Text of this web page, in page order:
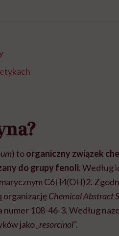
) toorganiczny związek
do grupy fenoli. Według
C6H4(OH)2.
organizacjęChemical Abstract
108-46-3. Według
jako„resorcinol”.